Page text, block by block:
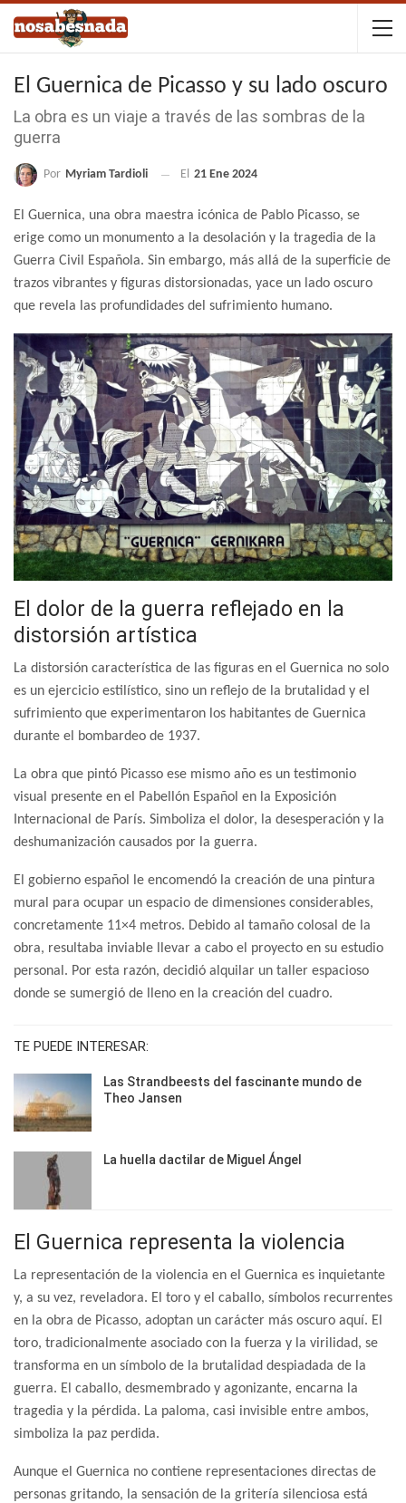
El Guernica de Picasso y su lado oscuro
La obra es un viaje a través de las sombras de la
guerra
Por Myriam Tardioli El 21 Ene 2024
El Guernica, una obra maestra icónica de Pablo Picasso, se
erige como un monumento a la desolación y la tragedia de la
Guerra Civil Española. Sin embargo, más allá de la superficie de
trazos vibrantes y figuras distorsionadas, yace un lado oscuro
que revela las profundidades del sufrimiento humano.
El dolor de la guerra reflejado en la
distorsión artística
La distorsión característica de las figuras en el Guernica no solo
es un ejercicio estilístico, sino un reflejo de la brutalidad y el
sufrimiento que experimentaron los habitantes de Guernica
durante el bombardeo de 1937.
La obra que pintó Picasso ese mismo año es un testimonio
visual presente en el Pabellón Español en la Exposición
Internacional de París. Simboliza el dolor, la desesperación y la
deshumanización causados por la guerra.
El gobierno español le encomendó la creación de una pintura
mural para ocupar un espacio de dimensiones considerables,
concretamente 11×4 metros. Debido al tamaño colosal de la
obra, resultaba inviable llevar a cabo el proyecto en su estudio
personal. Por esta razón, decidió alquilar un taller espacioso
donde se sumergió de lleno en la creación del cuadro.
TE PUEDE INTERESAR:
Las Strandbeests del fascinante mundo de
Theo Jansen
La huella dactilar de Miguel Ángel
El Guernica representa la violencia
La representación de la violencia en el Guernica es inquietante
y, a su vez, reveladora. El toro y el caballo, símbolos recurrentes
en la obra de Picasso, adoptan un carácter más oscuro aquí. El
toro, tradicionalmente asociado con la fuerza y la virilidad, se
transforma en un símbolo de la brutalidad despiadada de la
guerra. El caballo, desmembrado y agonizante, encarna la
tragedia y la pérdida. La paloma, casi invisible entre ambos,
simboliza la paz perdida.
Aunque el Guernica no contiene representaciones directas de
personas gritando, la sensación de la gritería silenciosa está